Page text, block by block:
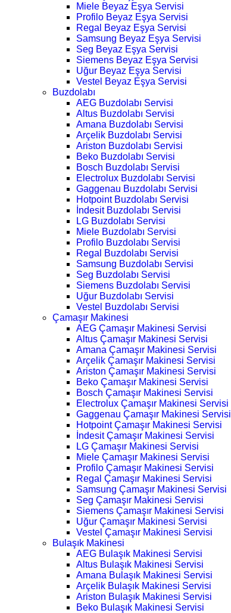
Miele Beyaz Eşya Servisi
Profilo Beyaz Eşya Servisi
Regal Beyaz Eşya Servisi
Samsung Beyaz Eşya Servisi
Seg Beyaz Eşya Servisi
Siemens Beyaz Eşya Servisi
Uğur Beyaz Eşya Servisi
Vestel Beyaz Eşya Servisi
Buzdolabı
AEG Buzdolabı Servisi
Altus Buzdolabı Servisi
Amana Buzdolabı Servisi
Arçelik Buzdolabı Servisi
Ariston Buzdolabı Servisi
Beko Buzdolabı Servisi
Bosch Buzdolabı Servisi
Electrolux Buzdolabı Servisi
Gaggenau Buzdolabı Servisi
Hotpoint Buzdolabı Servisi
İndesit Buzdolabı Servisi
LG Buzdolabı Servisi
Miele Buzdolabı Servisi
Profilo Buzdolabı Servisi
Regal Buzdolabı Servisi
Samsung Buzdolabı Servisi
Seg Buzdolabı Servisi
Siemens Buzdolabı Servisi
Uğur Buzdolabı Servisi
Vestel Buzdolabı Servisi
Çamaşır Makinesi
AEG Çamaşır Makinesi Servisi
Altus Çamaşır Makinesi Servisi
Amana Çamaşır Makinesi Servisi
Arçelik Çamaşır Makinesi Servisi
Ariston Çamaşır Makinesi Servisi
Beko Çamaşır Makinesi Servisi
Bosch Çamaşır Makinesi Servisi
Electrolux Çamaşır Makinesi Servisi
Gaggenau Çamaşır Makinesi Servisi
Hotpoint Çamaşır Makinesi Servisi
İndesit Çamaşır Makinesi Servisi
LG Çamaşır Makinesi Servisi
Miele Çamaşır Makinesi Servisi
Profilo Çamaşır Makinesi Servisi
Regal Çamaşır Makinesi Servisi
Samsung Çamaşır Makinesi Servisi
Seg Çamaşır Makinesi Servisi
Siemens Çamaşır Makinesi Servisi
Uğur Çamaşır Makinesi Servisi
Vestel Çamaşır Makinesi Servisi
Bulaşık Makinesi
AEG Bulaşık Makinesi Servisi
Altus Bulaşık Makinesi Servisi
Amana Bulaşık Makinesi Servisi
Arçelik Bulaşık Makinesi Servisi
Ariston Bulaşık Makinesi Servisi
Beko Bulaşık Makinesi Servisi